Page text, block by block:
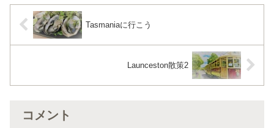
Tasmaniaに行こう
Launceston散策2
コメント